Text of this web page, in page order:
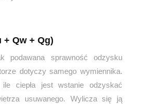
+ Qw + Qg)
podawana sprawność odzysku
dotyczy samego wymiennika.
ciepła jest wstanie odzyskać
usuwanego. Wylicza się ją